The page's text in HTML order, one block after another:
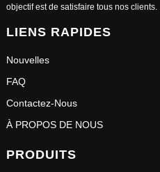
objectif est de satisfaire tous nos clients.
LIENS RAPIDES
Nouvelles
FAQ
Contactez-Nous
À PROPOS DE NOUS
PRODUITS